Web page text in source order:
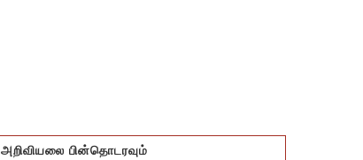
அறிவியலை பின்தொடரவும்